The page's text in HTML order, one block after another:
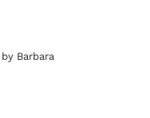
Barbara